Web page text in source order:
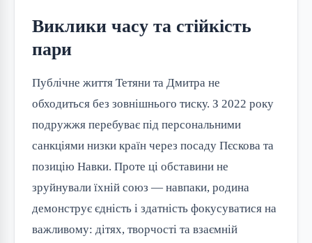
Виклики часу та стійкість
пари
Публічне життя Тетяни та Дмитра не
обходиться без зовнішнього тиску. З 2022 року
подружжя перебуває під персональними
санкціями низки країн через посаду Пєскова та
позицію Навки. Проте ці обставини не
зруйнували їхній союз — навпаки, родина
демонструє єдність і здатність фокусуватися на
важливому: дітях, творчості та взаємній